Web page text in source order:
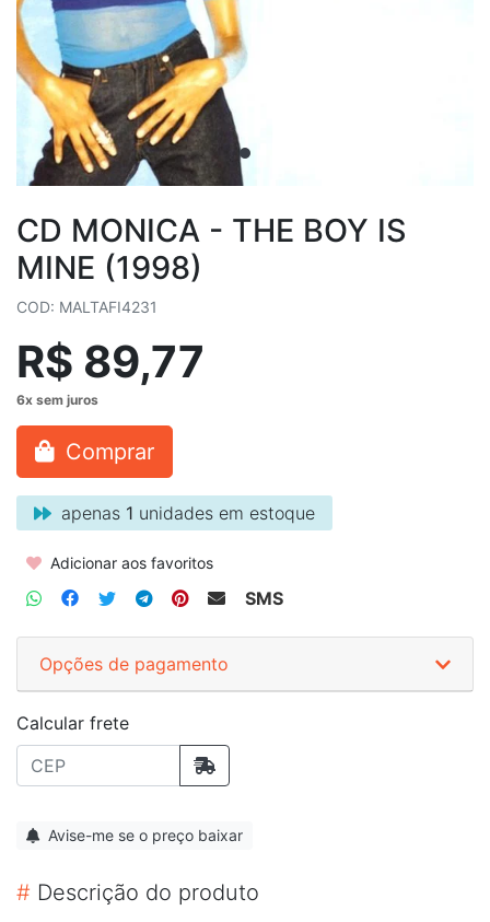
CD MONICA - THE BOY IS
MINE (1998)
COD: MALTAFI4231
R$ 89,77
Comprar
apenas 1 unidades em estoque
Adicionar aos favoritos
SMS
Opções de pagamento
Calcular frete
Avise-me se o preço baixar
# Descrição do produto